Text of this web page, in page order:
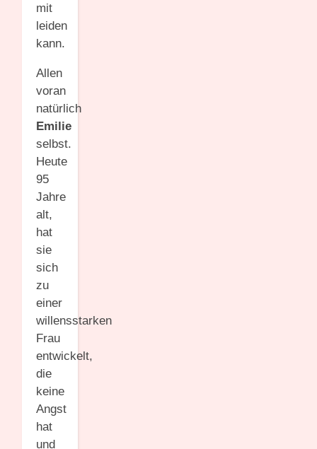
mit
leiden
kann.
Allen
voran
natürlich
Emilie
selbst.
Heute
95
Jahre
alt,
hat
sie
sich
zu
einer
willensstarken
Frau
entwickelt,
die
keine
Angst
hat
und